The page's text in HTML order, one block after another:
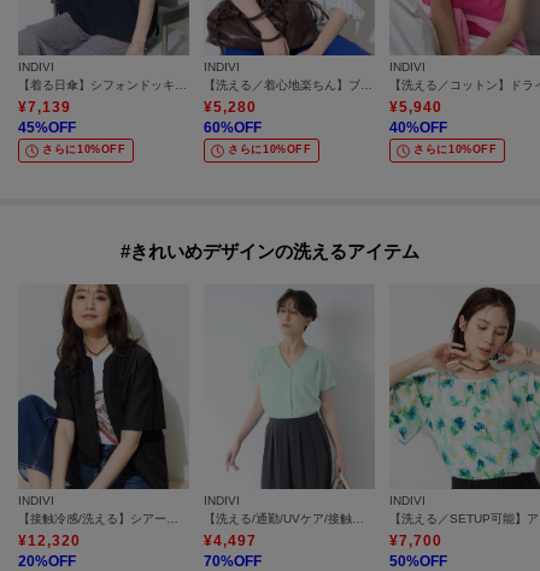
INDIVI
【着る日傘】シフォンドッキングブラウス
¥7,139
45%OFF
さらに10%OFF
INDIVI
【洗える／着心地楽ちん】ブラウス風ストライプカットソートップス
¥5,280
60%OFF
さらに10%OFF
INDIVI
¥5,940
40%OFF
さらに10%OFF
#きれいめデザインの洗えるアイテム
INDIVI
¥12,320
20%OFF
INDIVI
¥4,497
70%OFF
INDIVI
¥7,700
50%OFF